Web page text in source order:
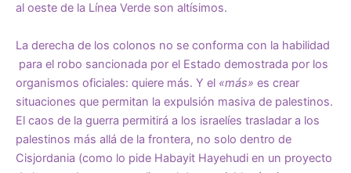
al oeste de la Línea Verde son altísimos.
La derecha de los colonos no se conforma con la habilidad
para el robo sancionada por el Estado demostrada por los
organismos oficiales: quiere más. Y el «más» es crear
situaciones que permitan la expulsión masiva de palestinos.
El caos de la guerra permitirá a los israelíes trasladar a los
palestinos más allá de la frontera, no solo dentro de
Cisjordania (como lo pide Habayit Hayehudi en un proyecto